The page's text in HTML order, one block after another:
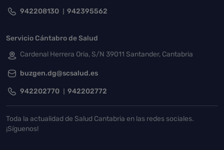
942208130 942395562
Servicio Cántabro de Salud
Cardenal Herrera Oria, S/N 39011 Santander, Cantabria
buzgen.dg@scsalud.es
942202770 942202772
Toda la actualidad de Salud Cantabria en las redes sociales.
¡Síguenos!